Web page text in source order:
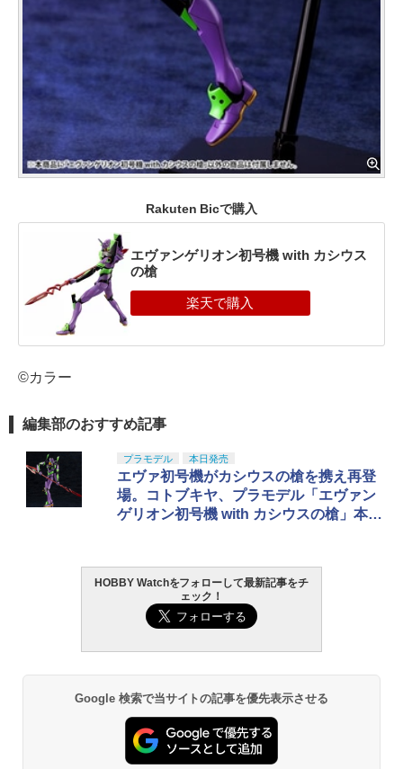
Rakuten Bicで購入
エヴァンゲリオン初号機 with カシウス
の槍
©カラー
編集部のおすすめ記事
プラモデル 本日発売
エヴァ初号機がカシウスの槍を携え再登
場。コトブキヤ、プラモデル「エヴァン
ゲリオン初号機 with カシウスの槍」本日
HOBBY Watchをフォローして最新記事をチ
ェック！
Google 検索で当サイトの記事を優先表示させる